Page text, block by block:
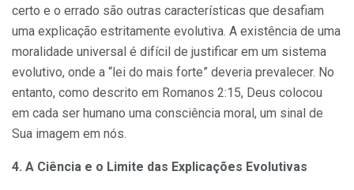
certo e o errado são outras características que desafiam
uma explicação estritamente evolutiva. A existência de uma
moralidade universal é difícil de justificar em um sistema
evolutivo, onde a “lei do mais forte” deveria prevalecer. No
entanto, como descrito em Romanos 2:15, Deus colocou
em cada ser humano uma consciência moral, um sinal de
Sua imagem em nós.
4. A Ciência e o Limite das Explicações Evolutivas